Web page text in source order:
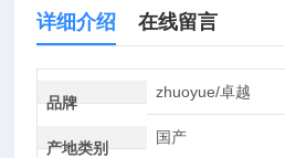
详细介绍 在线留言
品牌
zhuoyue/卓越
产地类别
国产